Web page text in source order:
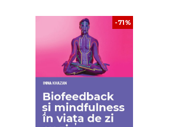
-71%